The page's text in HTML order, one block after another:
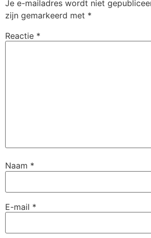
Je e-mailadres wordt niet
zijn gemarkeerd met *
Reactie *
Naam *
E-mail *